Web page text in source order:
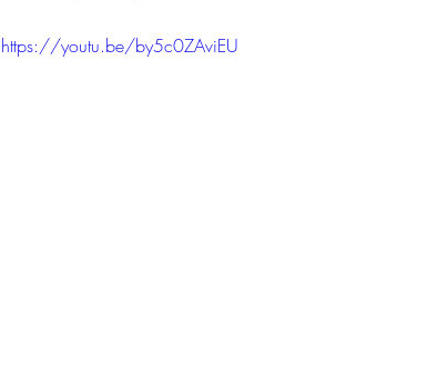
https://youtu.be/by5c0ZAviEU